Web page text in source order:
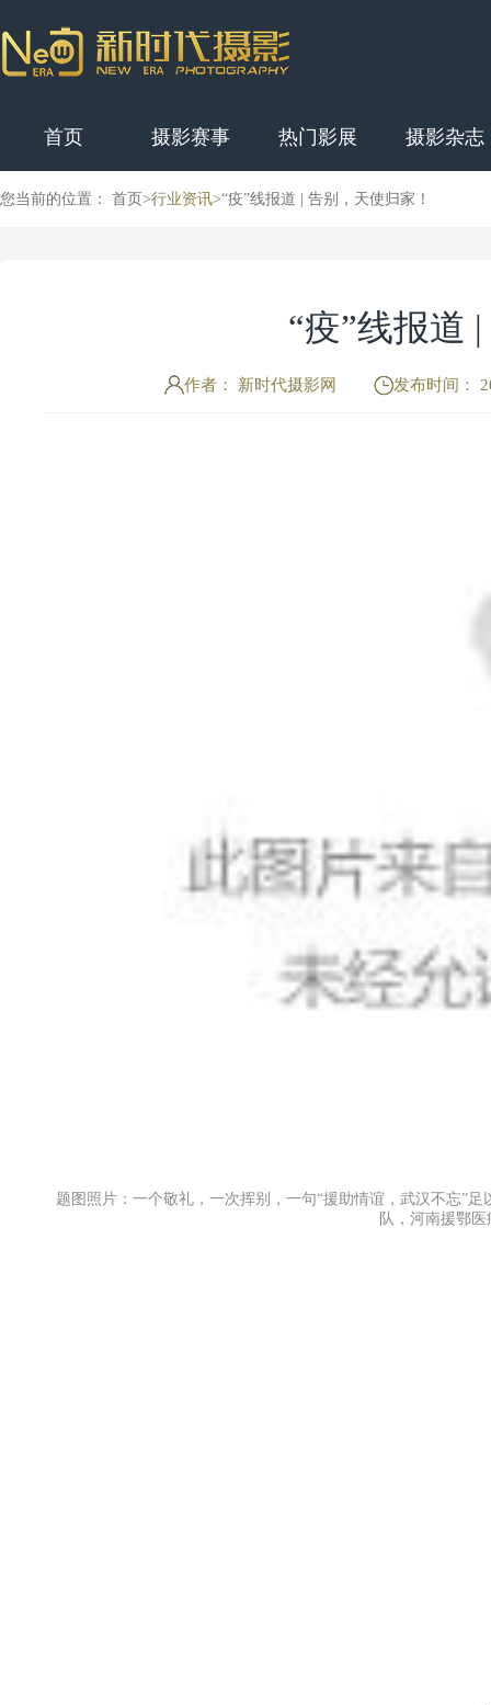
首页 摄影赛事 热门影展 摄影杂志
您当前的位置： 首页>行业资讯>“疫”线报道 | 告别，天使归家！
“疫”线报道
作者： 新时代摄影网 发布时间：
题图照片：一个敬礼，一次挥别，一句“援助情谊，武汉不忘”足
队，河南援鄂